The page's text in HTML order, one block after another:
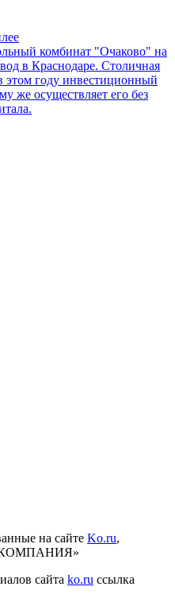
комбинат "Очаково" на
в Краснодаре. Столичная
этом году инвестиционный
же осуществляет его без
на сайте Ko.ru,
КОМПАНИЯ»
сайта ko.ru ссылка